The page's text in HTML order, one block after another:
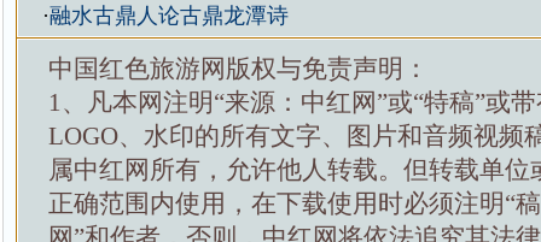
·融水古鼎人论古鼎龙潭诗
中国红色旅游网版权与免责声明：
1、凡本网注明“来源：中红网”或“特稿”或
LOGO、水印的所有文字、图片和音频视频
属中红网所有，允许他人转载。但转载单位
正确范围内使用，在下载使用时必须注明“